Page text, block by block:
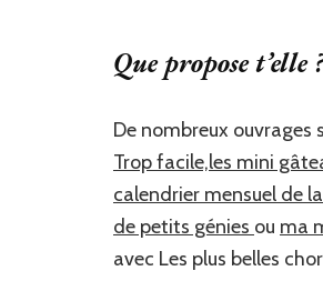
Que propose t’elle ?
De nombreux ouvrages
Trop facile,les mini
calendrier mensuel de
de petits génies ou ma
avec Les plus belles